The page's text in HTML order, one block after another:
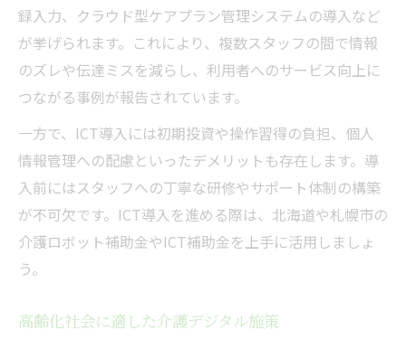
録入力、クラウド型ケアプラン管理システムの導入など
が挙げられます。これにより、複数スタッフの間で情報
のズレや伝達ミスを減らし、利用者へのサービス向上に
つながる事例が報告されています。
一方で、ICT導入には初期投資や操作習得の負担、個人
情報管理への配慮といったデメリットも存在します。導
入前にはスタッフへの丁寧な研修やサポート体制の構築
が不可欠です。ICT導入を進める際は、北海道や札幌市の
介護ロボット補助金やICT補助金を上手に活用しましょ
う。
高齢化社会に適した介護デジタル施策